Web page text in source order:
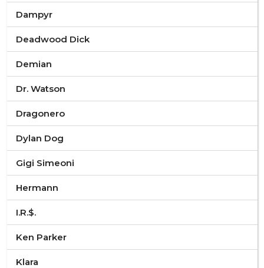
Dampyr
Deadwood Dick
Demian
Dr. Watson
Dragonero
Dylan Dog
Gigi Simeoni
Hermann
I.R.$.
Ken Parker
Klara